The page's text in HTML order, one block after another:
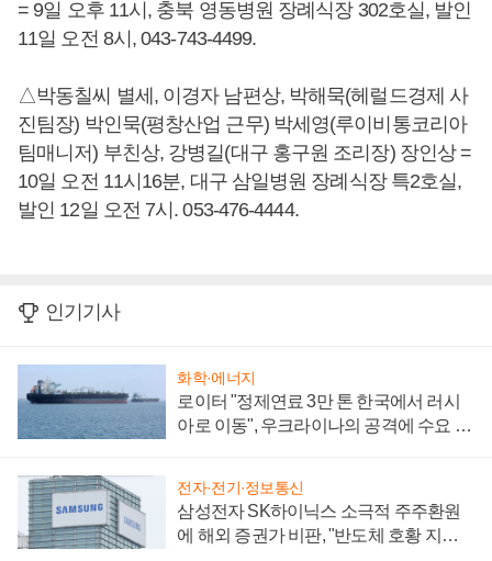
= 9일 오후 11시, 충북 영동병원 장례식장 302호실, 발인
11일 오전 8시, 043-743-4499.
△박동칠씨 별세, 이경자 남편상, 박해묵(헤럴드경제 사
진팀장) 박인묵(평창산업 근무) 박세영(루이비통코리아
팀매니저) 부친상, 강병길(대구 홍구원 조리장) 장인상 =
10일 오전 11시16분, 대구 삼일병원 장례식장 특2호실,
발인 12일 오전 7시. 053-476-4444.
인기기사
화학·에너지
로이터 "정제연료 3만 톤 한국에서 러시
아로 이동", 우크라이나의 공격에 수요 늘
전자·전기·정보통신
삼성전자 SK하이닉스 소극적 주주환원
에 해외 증권가 비판, "반도체 호황 지속